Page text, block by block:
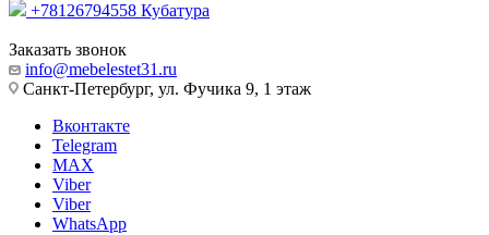
+78126794558 Кубатура
Заказать звонок
info@mebelestet31.ru
Санкт-Петербург, ул. Фучика 9, 1 этаж
Вконтакте
Telegram
MAX
Viber
Viber
WhatsApp